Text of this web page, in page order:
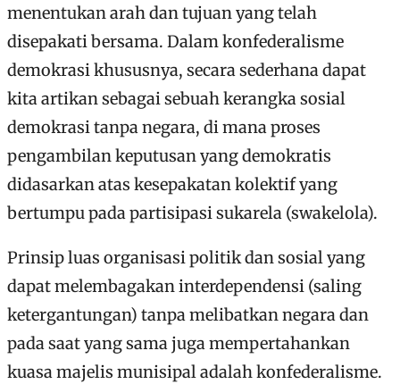
menentukan arah dan tujuan yang telah
disepakati bersama. Dalam konfederalisme
demokrasi khususnya, secara sederhana dapat
kita artikan sebagai sebuah kerangka sosial
demokrasi tanpa negara, di mana proses
pengambilan keputusan yang demokratis
didasarkan atas kesepakatan kolektif yang
bertumpu pada partisipasi sukarela (swakelola).
Prinsip luas organisasi politik dan sosial yang
dapat melembagakan interdependensi (saling
ketergantungan) tanpa melibatkan negara dan
pada saat yang sama juga mempertahankan
kuasa majelis munisipal adalah konfederalisme.